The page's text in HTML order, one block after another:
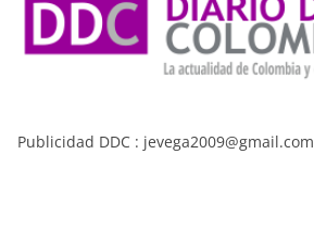
Publicidad DDC : jevega2009@gmail.com